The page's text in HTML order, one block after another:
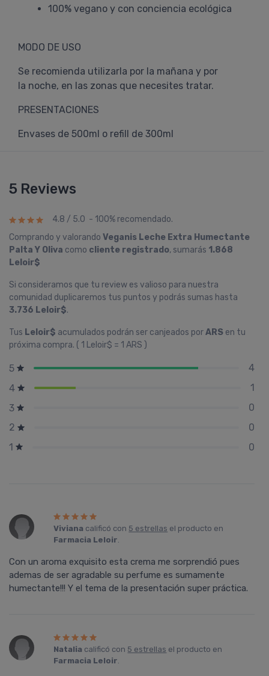
100% vegano y con conciencia ecológica
MODO DE USO
Se recomienda utilizarla por la mañana y por
la noche, en las zonas que necesites tratar.
PRESENTACIONES
Envases de 500ml o refill de 300ml
5 Reviews
4.8 / 5.0 - 100% recomendado.
Comprando y valorando Veganis Leche Extra Humectante
Palta Y Oliva como cliente registrado, sumarás 1.868
Leloir$
Si consideramos que tu review es valioso para nuestra
comunidad duplicaremos tus puntos y podrás sumas hasta
3.736 Leloir$.
Tus Leloir$ acumulados podrán ser canjeados porARS en tu
próxima compra. ( 1 Leloir$ = 1 ARS )
5
4
4
1
3
0
2
0
1
0
Viviana calificó con 5 estrellas el producto en
Farmacia Leloir.
Con un aroma exquisito esta crema me sorprendió pues
ademas de ser agradable su perfume es sumamente
humectante!!! Y el tema de la presentación super práctica.
Natalia calificó con 5 estrellas el producto en
Farmacia Leloir.